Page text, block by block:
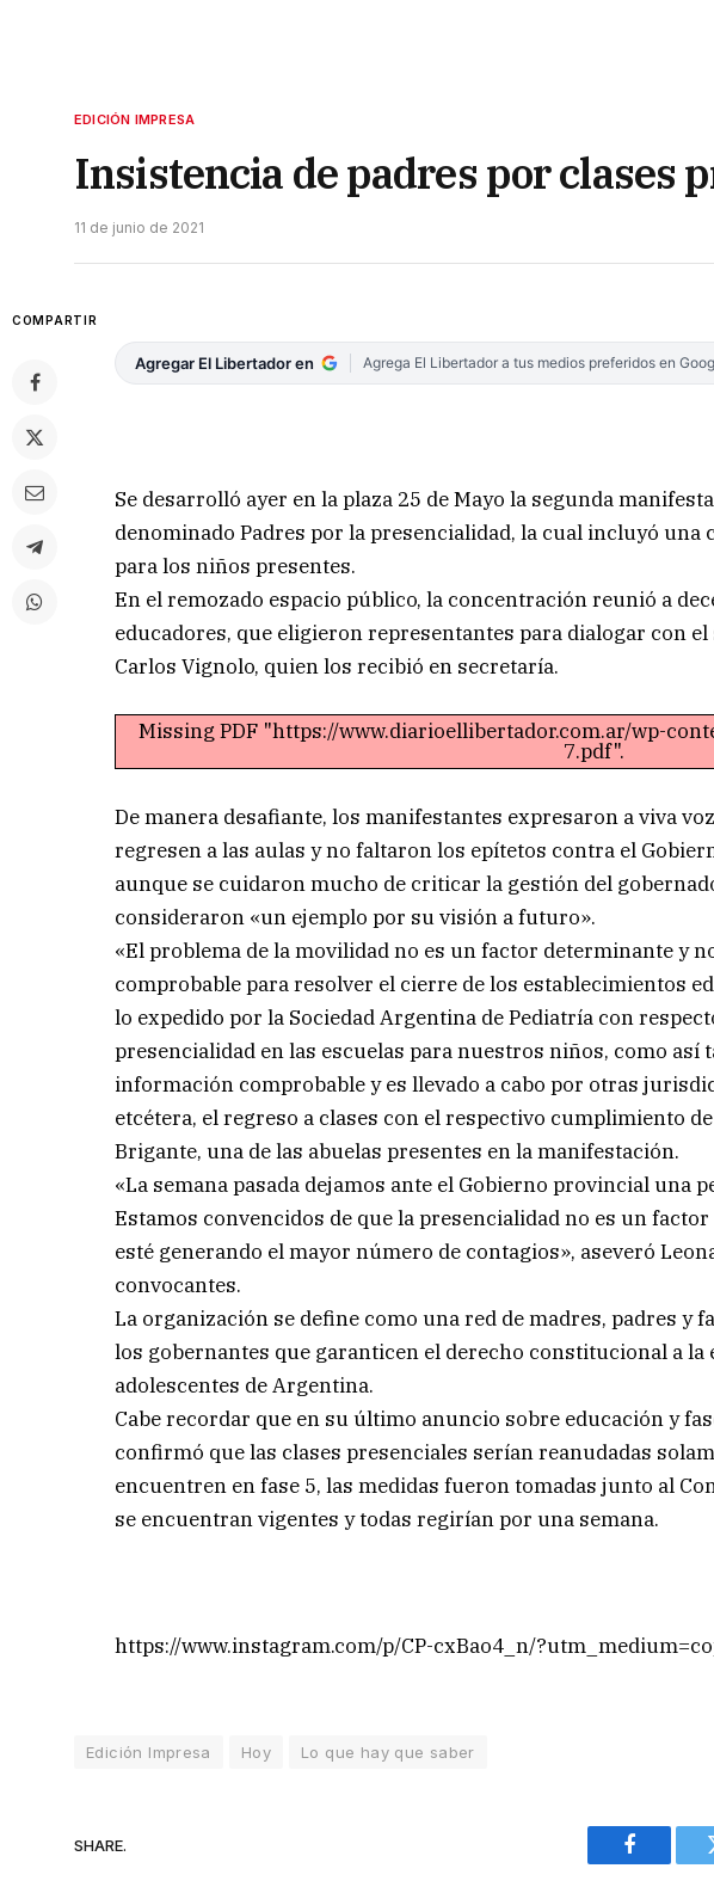
EDICIÓN IMPRESA
Insistencia de padres por clases
11 de junio de 2021
COMPARTIR
Agregar El Libertador en Agrega El Libertador a tus medios preferidos en
Se desarrolló ayer en la plaza 25 de Mayo la segunda
denominado Padres por la presencialidad, la cual incluyó una
para los niños presentes.
En el remozado espacio público, la concentración reunió a
educadores, que eligieron representantes para dialogar con
Carlos Vignolo, quien los recibió en secretaría.
Missing PDF "https://www.diarioellibertador.com.ar/wp-
7.pdf".
De manera desafiante, los manifestantes expresaron a viva
regresen a las aulas y no faltaron los epítetos contra el
aunque se cuidaron mucho de criticar la gestión del
consideraron «un ejemplo por su visión a futuro».
«El problema de la movilidad no es un factor determinante y
comprobable para resolver el cierre de los establecimientos
lo expedido por la Sociedad Argentina de Pediatría con
presencialidad en las escuelas para nuestros niños, como así
información comprobable y es llevado a cabo por otras
etcétera, el regreso a clases con el respectivo cumplimiento
Brigante, una de las abuelas presentes en la manifestación.
«La semana pasada dejamos ante el Gobierno provincial una
Estamos convencidos de que la presencialidad no es un
esté generando el mayor número de contagios», aseveró
convocantes.
La organización se define como una red de madres, padres y
los gobernantes que garanticen el derecho constitucional a la
adolescentes de Argentina.
Cabe recordar que en su último anuncio sobre educación y
confirmó que las clases presenciales serían reanudadas
encuentren en fase 5, las medidas fueron tomadas junto al
se encuentran vigentes y todas regirían por una semana.
https://www.instagram.com/p/CP-cxBao4_n/
Edición Impresa Hoy Lo que hay que saber
SHARE.
Facebook